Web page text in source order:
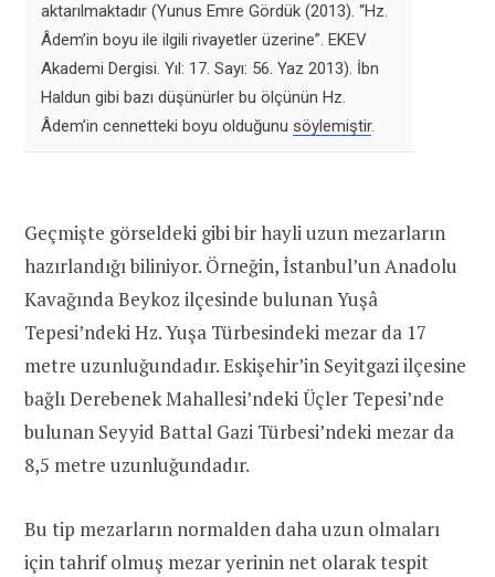
aktarılmaktadır (Yunus Emre Gördük (2013). “Hz.
Âdem’in boyu ile ilgili rivayetler üzerine”. EKEV
Akademi Dergisi. Yıl: 17. Sayı: 56. Yaz 2013). İbn
Haldun gibi bazı düşünürler bu ölçünün Hz.
Âdem’in cennetteki boyu olduğunu söylemiştir.
Geçmişte görseldeki gibi bir hayli uzun mezarların
hazırlandığı biliniyor. Örneğin, İstanbul’un Anadolu
Kavağında Beykoz ilçesinde bulunan Yuşâ
Tepesi’ndeki Hz. Yuşa Türbesindeki mezar da 17
metre uzunluğundadır. Eskişehir’in Seyitgazi ilçesine
bağlı Derebenek Mahallesi’ndeki Üçler Tepesi’nde
bulunan Seyyid Battal Gazi Türbesi’ndeki mezar da
8,5 metre uzunluğundadır.
Bu tip mezarların normalden daha uzun olmaları
için tahrif olmuş mezar yerinin net olarak tespit